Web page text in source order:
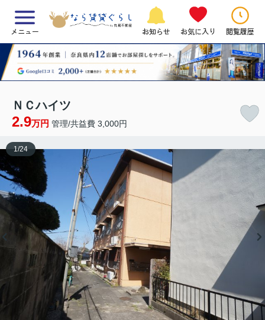
メニュー お知らせ お気に入り 閲覧履歴
ＮＣハイツ
2.9万円 管理/共益費 3,000円
1/24